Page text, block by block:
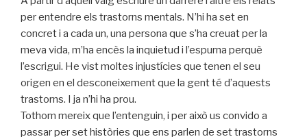
per entendre els trastorns mentals. N’hi ha set en
concret i a cada un, una persona que s’ha creuat per la
meva vida, m’ha encès la inquietud i l’espurna perquè
l’escrigui. He vist moltes injustícies que tenen el seu
origen en el desconeixement que la gent té d’aquests
trastorns. I ja n’hi ha prou.
Tothom mereix que l’entenguin, i per això us convido a
passar per set històries que ens parlen de set trastorns